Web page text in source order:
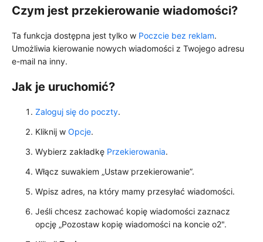
Czym jest przekierowanie wiadomości?
Ta funkcja dostępna jest tylko w Poczcie bez reklam.
Umożliwia kierowanie nowych wiadomości z Twojego adresu
e-mail na inny.
Jak je uruchomić?
Zaloguj się do poczty.
Kliknij w Opcje.
Wybierz zakładkę Przekierowania.
Włącz suwakiem „Ustaw przekierowanie”.
Wpisz adres, na który mamy przesyłać wiadomości.
Jeśli chcesz zachować kopię wiadomości zaznacz
opcję „Pozostaw kopię wiadomości na koncie o2".